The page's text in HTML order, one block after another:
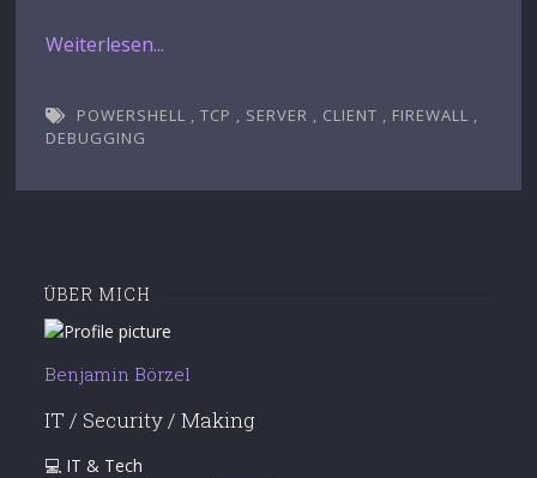
Weiterlesen...
POWERSHELL ,TCP , SERVER , CLIENT , FIREWALL ,
DEBUGGING
ÜBER MICH
Benjamin Börzel
IT / Security / Making
💻 IT & Tech